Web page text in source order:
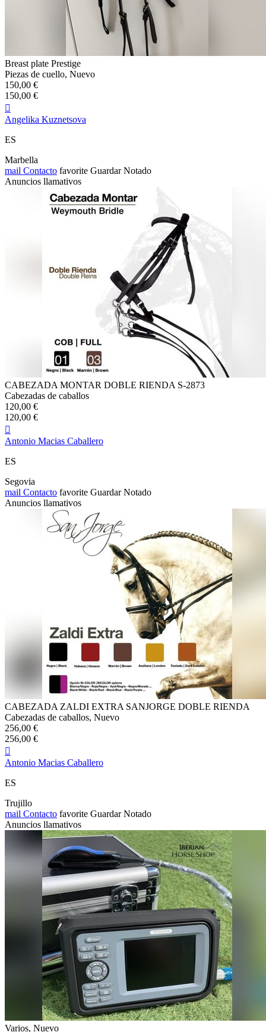
Breast plate Prestige
Piezas de cuello, Nuevo
150,00 €
150,00 €

Angelika Kuznetsova
ES
Marbella
mail Contacto favorite Guardar Notado
Anuncios llamativos
CABEZADA MONTAR DOBLE RIENDA S-2873
Cabezadas de caballos
120,00 €
120,00 €

Antonio Macias Caballero
ES
Segovia
mail Contacto favorite Guardar Notado
Anuncios llamativos
CABEZADA ZALDI EXTRA SANJORGE DOBLE RIENDA
Cabezadas de caballos, Nuevo
256,00 €
256,00 €

Antonio Macias Caballero
ES
Trujillo
mail Contacto favorite Guardar Notado
Anuncios llamativos
Varios, Nuevo